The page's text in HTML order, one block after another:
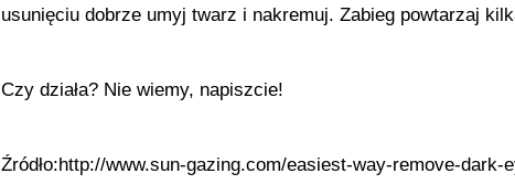
usunięciu dobrze umyj twarz i nakremuj. Zabieg powtarzaj
Czy działa? Nie wiemy, napiszcie!
Źródło:http://www.sun-gazing.com/easiest-way-remove-